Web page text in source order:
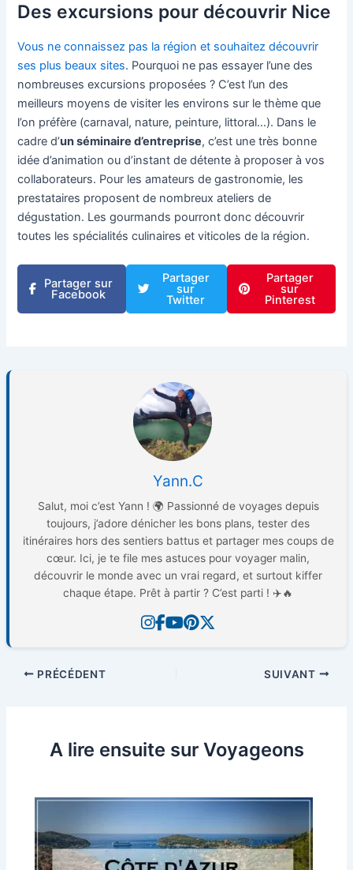
Des excursions pour découvrir Nice
Vous ne connaissez pas la région et souhaitez découvrir
ses plus beaux sites. Pourquoi ne pas essayer l’une des
nombreuses excursions proposées ? C’est l’un des
meilleurs moyens de visiter les environs sur le thème que
l’on préfère (carnaval, nature, peinture, littoral…). Dans le
cadre d’un séminaire d’entreprise, c’est une très bonne
idée d’animation ou d’instant de détente à proposer à vos
collaborateurs. Pour les amateurs de gastronomie, les
prestataires proposent de nombreux ateliers de
dégustation. Les gourmands pourront donc découvrir
toutes les spécialités culinaires et viticoles de la région.
Partager sur
Facebook
Partager
sur
Twitter
Partager
sur
Pinterest
Yann.C
Salut, moi c’est Yann ! 🌍 Passionné de voyages depuis
toujours, j’adore dénicher les bons plans, tester des
itinéraires hors des sentiers battus et partager mes coups de
cœur. Ici, je te file mes astuces pour voyager malin,
découvrir le monde avec un vrai regard, et surtout kiffer
chaque étape. Prêt à partir ? C’est parti ! ✈️🔥
PRÉCÉDENT SUIVANT
A lire ensuite sur Voyageons